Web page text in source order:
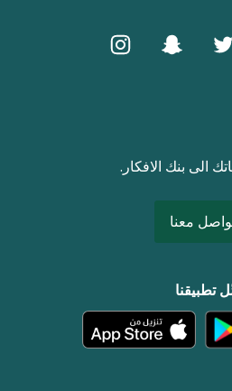
الى بنك الافكار.
معنا
تطبيقنا